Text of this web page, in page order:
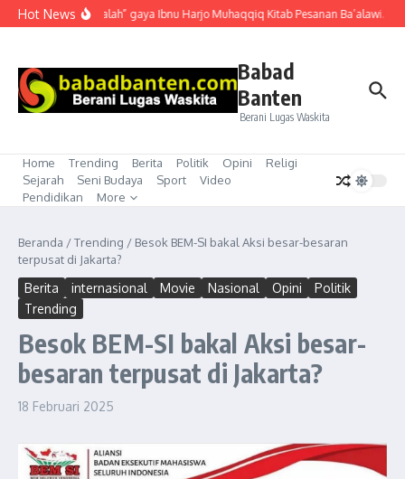
Lewati ke konten
Hot News“Mubahalah” gaya Ibnu Harjo Muhaqqiq Kitab Pesanan Ba’alawi.
Babad
Banten
Berani Lugas Waskita
Home Trending Berita Politik Opini
Religi
Sejarah
Seni Budaya Sport
Video
Pendidikan
More
Beranda /Trending / Besok BEM-SI bakal Aksi besar-besaran
terpusat di Jakarta?
Berita internasional Movie Nasional Opini
Politik
Trending
Besok BEM-SI bakal Aksi besar-
besaran terpusat di Jakarta?
18 Februari 2025